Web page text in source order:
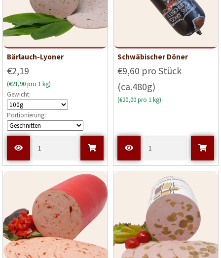
Bärlauch-Lyoner
€2,19
(€21,90 pro 1 kg)
Gewicht:
Portionierung:
Schwäbischer Döner
€9,60 pro Stück
(ca.480g)
(€20,00 pro 1 kg)